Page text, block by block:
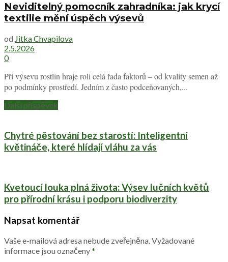
Neviditelný pomocník zahradníka: jak krycí
textilie mění úspěch výsevů
od Jitka Chvapilova
2.5.2026
0
Při výsevu rostlin hraje roli celá řada faktorů – od kvality semen až
po podmínky prostředí. Jedním z často podceňovaných,...
Další příspěvek
Chytré pěstování bez starostí: Inteligentní
květináče, které hlídají vláhu za vás
Kvetoucí louka plná života: Výsev lučních květů
pro přírodní krásu i podporu biodiverzity
Napsat komentář
Vaše e-mailová adresa nebude zveřejněna.Vyžadované
informace jsou označeny*